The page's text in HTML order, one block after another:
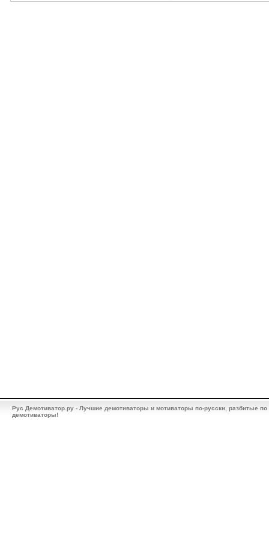
Рус Демотиватор.ру - Лучшие демотиваторы и мотиваторы по-русски, разбитые
демотиваторы!